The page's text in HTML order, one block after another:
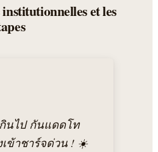
et les
นไป กันแดดโท
เข้าชาร์จด่วน ! ☀️